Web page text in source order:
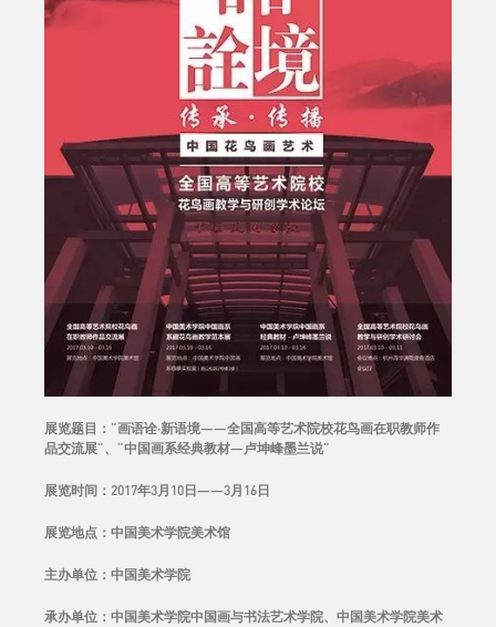
展览题目：“画语诠·新语境——全国高等艺术院校花鸟画在职教师作
品交流展”、“中国画系经典教材—卢坤峰墨兰说”
展览时间：2017年3月10日——3月16日
展览地点：中国美术学院美术馆
主办单位：中国美术学院
承办单位：中国美术学院中国画与书法艺术学院、中国美术学院美术